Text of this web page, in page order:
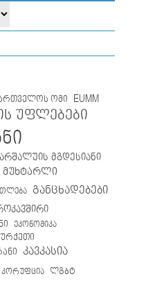
ომი EUMM
უფლებები
არშალუის მგდესიანი
მუხტარლი
განცხადებები
ეკონომიკა
კავკასია
კორუფცია ლგბტ